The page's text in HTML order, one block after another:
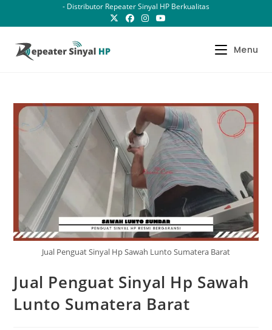
- Distributor Repeater Sinyal HP Berkualitas
Menu
Jual Penguat Sinyal Hp Sawah Lunto Sumatera Barat
Jual Penguat Sinyal Hp Sawah
Lunto Sumatera Barat